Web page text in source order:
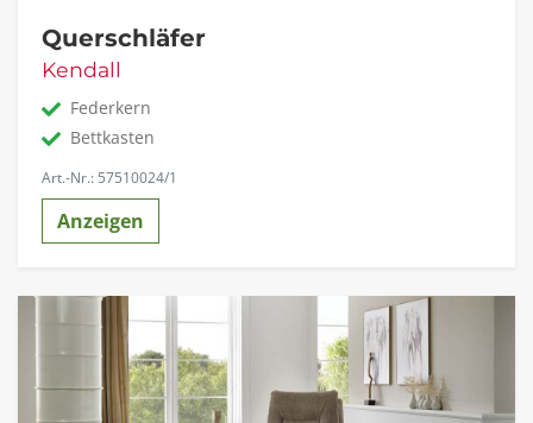
Querschläfer
Kendall
Federkern
Bettkasten
Art.-Nr.: 57510024/1
Anzeigen